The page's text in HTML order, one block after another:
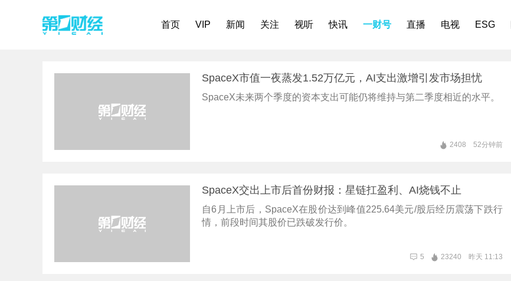
首页 VIP 新闻 关注 视听 快讯 一财号 直播 电视 ESG
SpaceX市值一夜蒸发1.52万亿元，AI支出激增引发市场担忧
SpaceX未来两个季度的资本支出可能仍将维持与第二季度相近的水平。
2408 52分钟前
SpaceX交出上市后首份财报：星链扛盈利、AI烧钱不止
自6月上市后，SpaceX在股价达到峰值225.64美元/股后经历震荡下跌行
情，前段时间其股价已跌破发行价。
5 23240 昨天 11:13